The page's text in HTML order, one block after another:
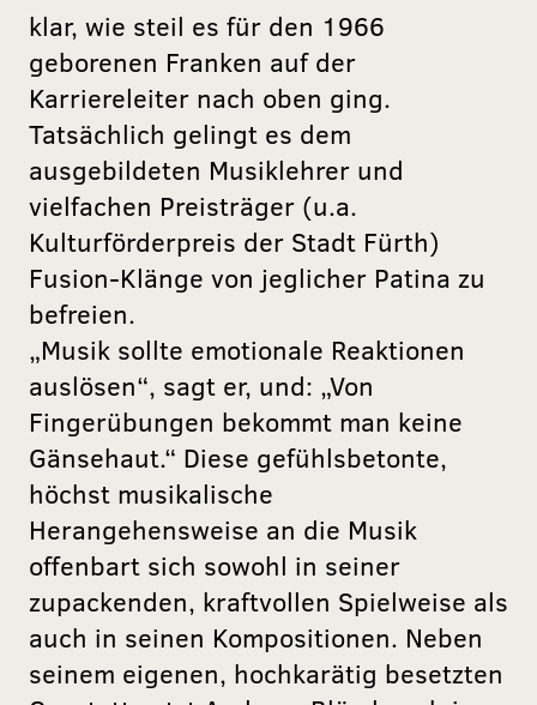
klar, wie steil es für den 1966
geborenen Franken auf der
Karriereleiter nach oben ging.
Tatsächlich gelingt es dem
ausgebildeten Musiklehrer und
vielfachen Preisträger (u.a.
Kulturförderpreis der Stadt Fürth)
Fusion-Klänge von jeglicher Patina zu
befreien.
„Musik sollte emotionale Reaktionen
auslösen“, sagt er, und: „Von
Fingerübungen bekommt man keine
Gänsehaut.“ Diese gefühlsbetonte,
höchst musikalische
Herangehensweise an die Musik
offenbart sich sowohl in seiner
zupackenden, kraftvollen Spielweise als
auch in seinen Kompositionen. Neben
seinem eigenen, hochkarätig besetzten